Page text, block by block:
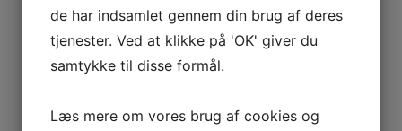
de har indsamlet gennem din brug af deres
tjenester. Ved at klikke på 'OK' giver du
samtykke til disse formål.
Læs mere om vores brug af cookies og